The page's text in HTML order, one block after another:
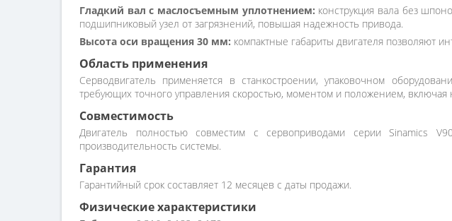
Гладкий вал с маслосъемным уплотнением: конструкция вала без
подшипниковый узел от загрязнений, повышая надежность привода.
Высота оси вращения 30 мм: компактные габариты двигателя позволяют
Область применения
Серводвигатель применяется в станкостроении, упаковочном
требующих точного управления скоростью, моментом и положением, включая
Совместимость
Двигатель полностью совместим с сервоприводами серии Sinamics
производительность системы.
Гарантия
Гарантийный срок составляет 12 месяцев с даты продажи.
Физические характеристики